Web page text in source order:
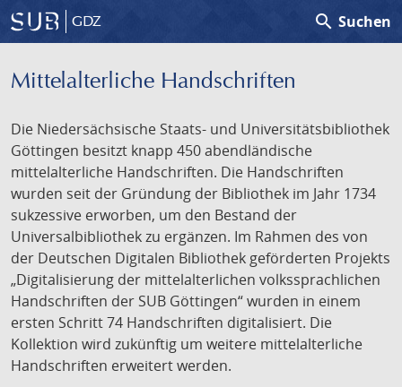
GDZ search Suchen
Mittelalterliche Handschriften
Die Niedersächsische Staats- und Universitätsbibliothek
Göttingen besitzt knapp 450 abendländische
mittelalterliche Handschriften. Die Handschriften
wurden seit der Gründung der Bibliothek im Jahr 1734
sukzessive erworben, um den Bestand der
Universalbibliothek zu ergänzen. Im Rahmen des von
der Deutschen Digitalen Bibliothek geförderten Projekts
„Digitalisierung der mittelalterlichen volkssprachlichen
Handschriften der SUB Göttingen“ wurden in einem
ersten Schritt 74 Handschriften digitalisiert. Die
Kollektion wird zukünftig um weitere mittelalterliche
Handschriften erweitert werden.